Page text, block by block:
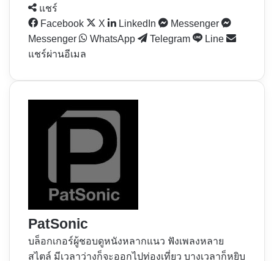
แชร์
Facebook
X LinkedIn
Messenger
Messenger
WhatsApp Telegram
Line
แชร์ผ่านอีเมล
PatSonic
บล็อกเกอร์ผู้ชอบดูหนังหลากแนว ฟังเพลงหลาย
สไตล์ มีเวลาว่างก็จะออกไปท่องเที่ยว บางเวลาก็หยิบ